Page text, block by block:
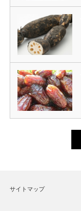
サイトマップ